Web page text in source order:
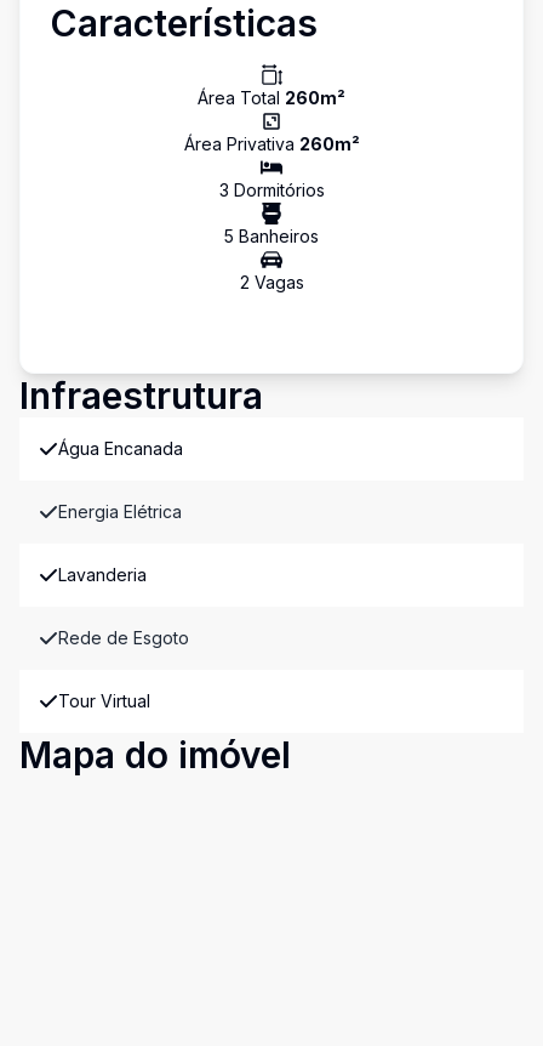
Características
Área Total 260m²
Área Privativa 260m²
3 Dormitórios
5 Banheiros
2 Vagas
Infraestrutura
Água Encanada
Energia Elétrica
Lavanderia
Rede de Esgoto
Tour Virtual
Mapa do imóvel